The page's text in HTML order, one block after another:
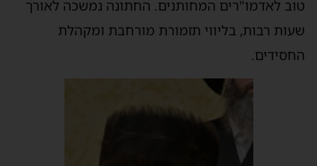
טוב לאדמו"רים המחותנים. החתונה נמשכה לאורך
שעות רבות, בליווי תזמורת מורחבת ומקהלת
החסידים.